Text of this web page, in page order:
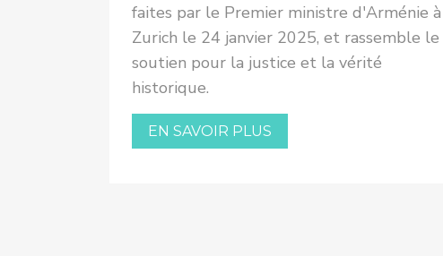
faites par le Premier ministre d'Arménie à
Zurich le 24 janvier 2025, et rassemble le
soutien pour la justice et la vérité
historique.
EN SAVOIR PLUS